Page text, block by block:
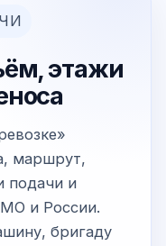
этажи
маршрут,
подачи и
и России.
бригаду